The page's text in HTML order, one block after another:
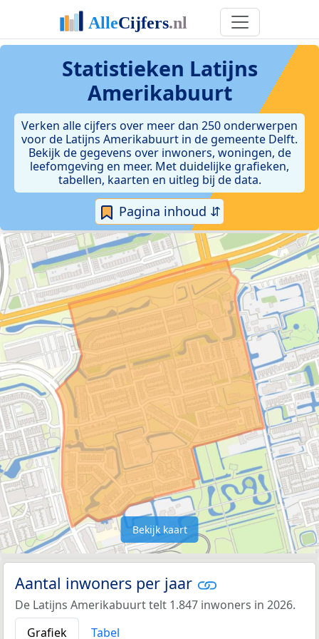
Statistieken Latijns
Amerikabuurt
Verken alle cijfers over meer dan 250 onderwerpen
voor de Latijns Amerikabuurt in de gemeente Delft.
Bekijk de gegevens over inwoners, woningen, de
leefomgeving en meer. Met duidelijke grafieken,
tabellen, kaarten en uitleg bij de data.
Pagina inhoud ⇵
Bekijk kaart
Aantal inwoners per jaar
De Latijns Amerikabuurt telt 1.847 inwoners in 2026.
Grafiek
Tabel